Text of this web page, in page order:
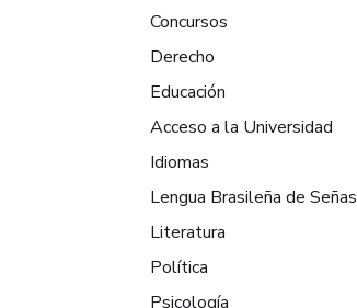
Concursos
Derecho
Educación
Acceso a la Universidad
Idiomas
Lengua Brasileña de Señas
Literatura
Política
Psicología